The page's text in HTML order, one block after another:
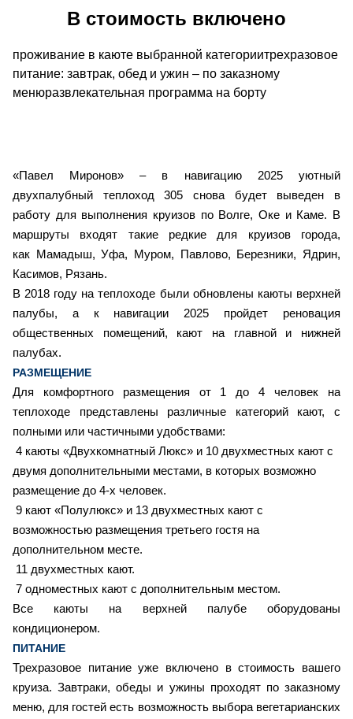
«Павел Миронов» – в навигацию 2025 уютный
двухпалубный теплоход 305 снова будет выведен в
работу для выполнения круизов по Волге, Оке и Каме. В
маршруты входят такие редкие для круизов города,
как Мамадыш, Уфа, Муром, Павлово, Березники, Ядрин,
Касимов, Рязань.
В 2018 году на теплоходе были обновлены каюты верхней
палубы, а к навигации 2025 пройдет реновация
общественных помещений, кают на главной и нижней
палубах.
РАЗМЕЩЕНИЕ
Для комфортного размещения от 1 до 4 человек на
теплоходе представлены различные категорий кают, с
полными или частичными удобствами:
4 каюты «Двухкомнатный Люкс» и 10 двухместных кают с
двумя дополнительными местами, в которых возможно
размещение до 4-х человек.
9 кают «Полулюкс» и 13 двухместных кают с
возможностью размещения третьего гостя на
дополнительном месте.
11 двухместных кают.
7 одноместных кают с дополнительным местом.
Все каюты на верхней палубе оборудованы
кондиционером.
ПИТАНИЕ
Трехразовое питание уже включено в стоимость вашего
круиза. Завтраки, обеды и ужины проходят по заказному
меню, для гостей есть возможность выбора вегетарианских
В стоимость включено
проживание в каюте выбранной категориитрехразовое
питание: завтрак, обед и ужин – по заказному
менюразвлекательная программа на борту